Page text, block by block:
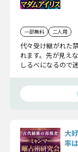
一部無料 二人用
代々受け継がれた
れます。先が見え
しるべになるので
大
率